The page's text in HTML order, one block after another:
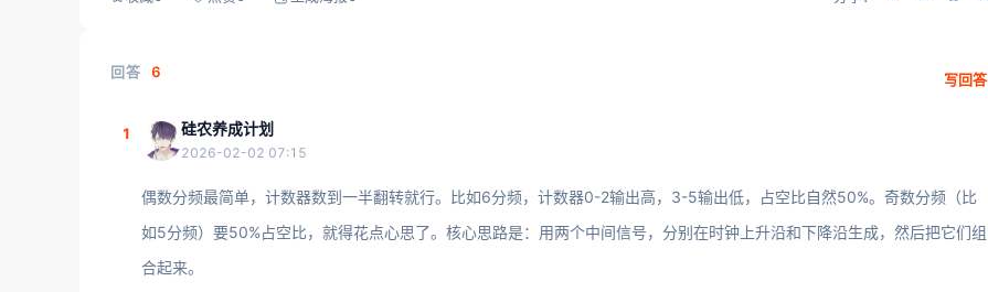
回答 6 写回答
1 硅农养成计划
2026-02-02 07:15
偶数分频最简单，计数器数到一半翻转就行。比如6分频，计数器0-2输出高，3-5输出低，占空比自然50%。奇数分频（比
如5分频）要50%占空比，就得花点心思了。核心思路是：用两个中间信号，分别在时钟上升沿和下降沿生成，然后把它们组
合起来。